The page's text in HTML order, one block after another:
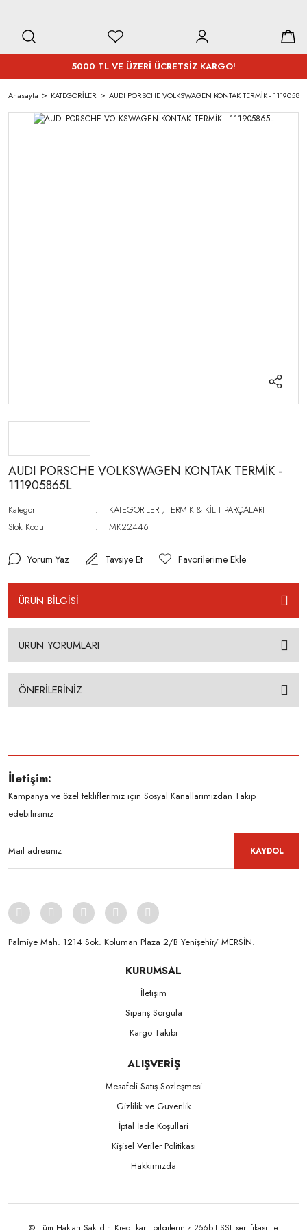
5000 TL VE ÜZERİ ÜCRETSİZ KARGO!
Anasayfa KATEGORİLER AUDI PORSCHE VOLKSWAGEN KONTAK TERMİK -
AUDI PORSCHE VOLKSWAGEN KONTAK TERMİK -
111905865L
Kategori KATEGORİLER ,TERMİK & KİLİT PARÇALARI
Stok Kodu
MK22446
Yorum Yaz Tavsiye Et
ÜRÜN BİLGİSİ
ÜRÜN YORUMLARI
ÖNERİLERİNİZ
İletişim:
Kampanya ve özel tekliflerimiz için Sosyal Kanallarımızdan Takip
edebilirsiniz
KAYDOL
Palmiye Mah. 1214 Sok. Koluman Plaza 2/B Yenişehir/ MERSİN.ㅤㅤㅤㅤㅤㅤㅤㅤㅤㅤㅤㅤㅤㅤㅤㅤㅤㅤㅤㅤㅤㅤㅤㅤㅤㅤㅤㅤㅤㅤㅤㅤㅤㅤㅤ ㅤㅤㅤㅤㅤㅤㅤㅤㅤㅤ
KURUMSAL
İletişim
Sipariş Sorgula
Kargo Takibi
ALIŞVERİŞ
Mesafeli Satış Sözleşmesi
Gizlilik ve Güvenlik
İptal İade Koşullari
Kişisel Veriler Politikası
Hakkımızda